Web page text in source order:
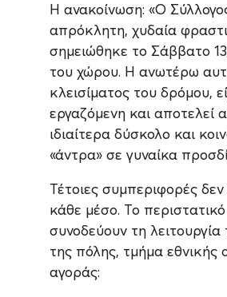
Η ανακοίνωση: «Ο
απρόκλητη, χυδαία
σημειώθηκε το Σάββατο
του χώρου. Η ανωτέρω
κλεισίματος του
εργαζόμενη και
ιδιαίτερα δύσκολο και
«άντρα» σε γυναίκα
Τέτοιες συμπεριφορές
κάθε μέσο. Το
συνοδεύουν τη
της πόλης, τμήμα εθνικής
αγοράς: